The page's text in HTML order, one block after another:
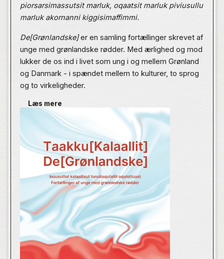
piorsarsimassutsit marluk, oqaatsit marluk piviusullu
marluk akornanni kiggisimaffimmi.
De[Grønlandske]er en samling fortællinger skrevet af
unge med grønlandske rødder. Med ærlighed og mod
lukker de os ind i livet som ung i og mellem Grønland
og Danmark - i spændet mellem to kulturer, to sprog
og to virkeligheder.
Bogen har til formål at give ordet til unge med
grønlandsk baggrund, fordi mange ikke genkender sig
selv i de eksisterende fortællinger om Grønland og
grønlændere i den offentlige debat.
Deres perspektiver og erfaringer er ofte overset eller
underrepræsenterede, og derfor er det afgørende, at
de selv får mulighed for at definere kollektive
fortælling om, hvordan det er at være ung med
grønlandsk baggrund – gennem deres individuelle
fortælling fortalt på deres egne præmisser.
Læs mere